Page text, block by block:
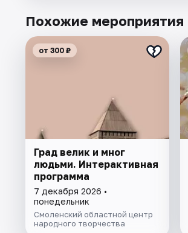
Похожие мероприятия
от 300 ₽
Град велик и мног
людьми. Интерактивная
программа
7 декабря 2026 •
понедельник
Смоленский областной центр
народного творчества